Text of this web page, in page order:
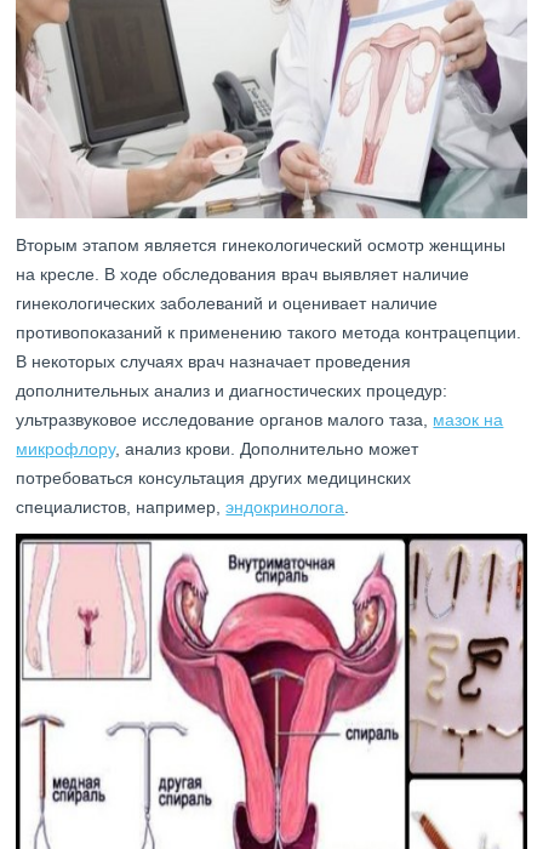
Вторым этапом является гинекологический осмотр женщины
на кресле. В ходе обследования врач выявляет наличие
гинекологических заболеваний и оценивает наличие
противопоказаний к применению такого метода контрацепции.
В некоторых случаях врач назначает проведения
дополнительных анализ и диагностических процедур:
ультразвуковое исследование органов малого таза, мазок на
микрофлору, анализ крови. Дополнительно может
потребоваться консультация других медицинских
специалистов, например,эндокринолога